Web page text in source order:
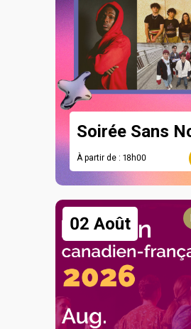
À partir de : 18h00
02 Août